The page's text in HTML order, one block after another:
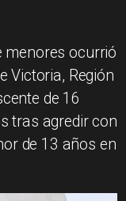
menores ocurrió
Victoria, Región
de 16
tras agredir con
de 13 años en